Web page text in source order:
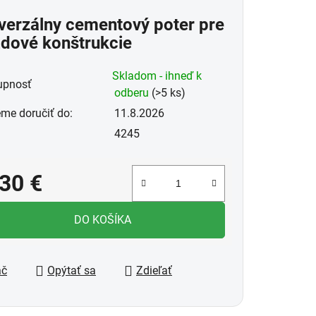
cementový poter pre
konštrukcie
Skladom - ihneď k
odberu (>5 ks)
doručiť do:
11.8.2026
4245
€
cena:
DO KOŠÍKA
Opýtať sa Zdieľať